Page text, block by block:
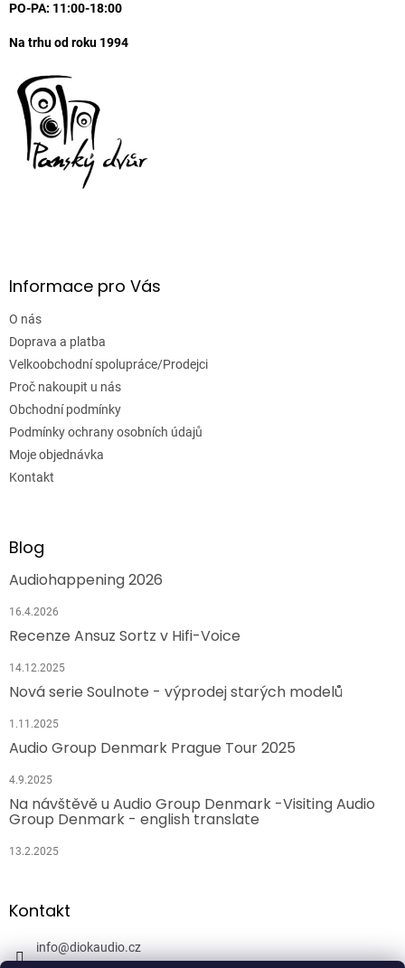
PO-PA: 11:00-18:00
Na trhu od roku 1994
Informace pro Vás
O nás
Doprava a platba
Velkoobchodní spolupráce/Prodejci
Proč nakoupit u nás
Obchodní podmínky
Podmínky ochrany osobních údajů
Moje objednávka
Kontakt
Blog
Audiohappening 2026
16.4.2026
Recenze Ansuz Sortz v Hifi-Voice
14.12.2025
Nová serie Soulnote - výprodej starých modelů
1.11.2025
Audio Group Denmark Prague Tour 2025
4.9.2025
Na návštěvě u Audio Group Denmark -Visiting Audio
Group Denmark - english translate
13.2.2025
Kontakt
info@diokaudio.cz